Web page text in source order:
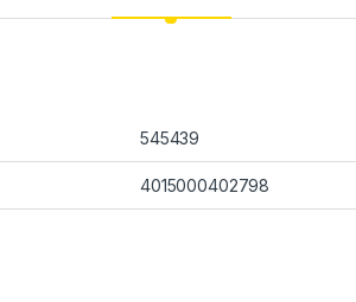
545439
4015000402798